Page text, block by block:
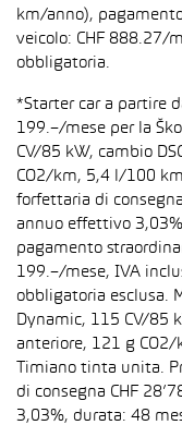
km/anno),
veicolo: CHF 888.27/
obbligatoria.
*Starter car a partire
199.–/mese per la
CV/85 kW, cambio
CO2/km, 5,4 l/100
forfettaria di consegna
annuo effettivo
pagamento
199.–/mese, IVA
obbligatoria esclusa.
Dynamic, 115 CV/85
anteriore, 121 g
Timiano tinta unita.
di consegna CHF
3,03%, durata: 48